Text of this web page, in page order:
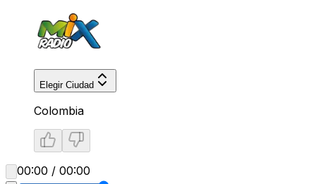
Elegir Ciudad
Colombia
00:00 / 00:00